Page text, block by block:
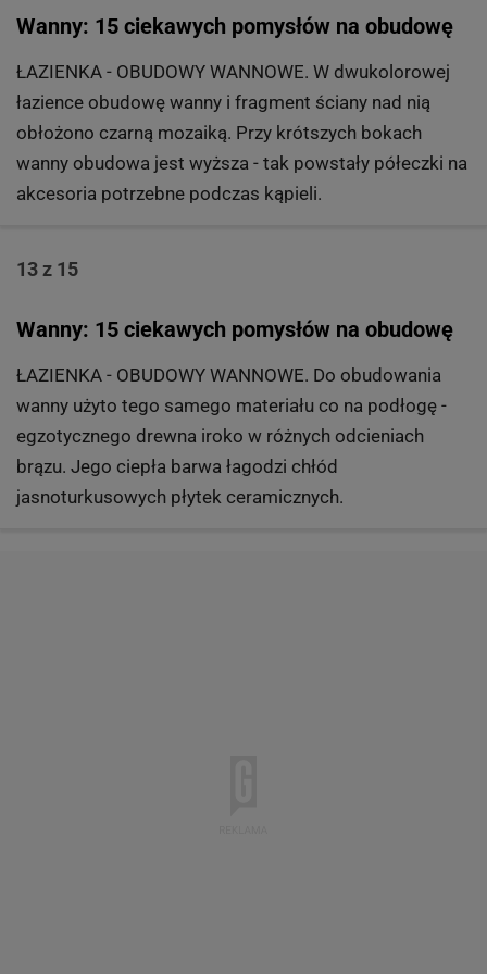
Wanny: 15 ciekawych pomysłów na obudowę
ŁAZIENKA - OBUDOWY WANNOWE. W dwukolorowej
łazience obudowę wanny i fragment ściany nad nią
obłożono czarną mozaiką. Przy krótszych bokach
wanny obudowa jest wyższa - tak powstały półeczki na
akcesoria potrzebne podczas kąpieli.
13 z 15
Wanny: 15 ciekawych pomysłów na obudowę
ŁAZIENKA - OBUDOWY WANNOWE. Do obudowania
wanny użyto tego samego materiału co na podłogę -
egzotycznego drewna iroko w różnych odcieniach
brązu. Jego ciepła barwa łagodzi chłód
jasnoturkusowych płytek ceramicznych.